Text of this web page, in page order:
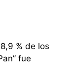
% de los
fue